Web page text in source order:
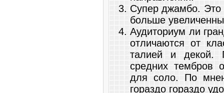
Супер джамбо. Это
больше
Аудиториум ли
отличаются от
талией и декой.
средних тембров
для соло. По
гораздо гораздо